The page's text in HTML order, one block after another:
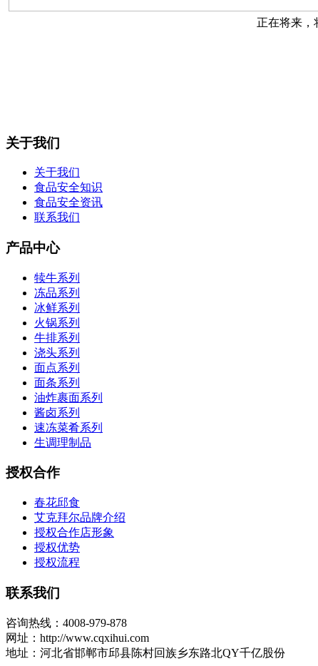
正在将来，
关于我们
关于我们
食品安全知识
食品安全资讯
联系我们
产品中心
犊牛系列
冻品系列
冰鲜系列
火锅系列
牛排系列
浇头系列
面点系列
面条系列
油炸裹面系列
酱卤系列
速冻菜肴系列
生调理制品
授权合作
春花邱食
艾克拜尔品牌介绍
授权合作店形象
授权优势
授权流程
联系我们
咨询热线：4008-979-878
网址：http://www.cqxihui.com
地址：河北省邯郸市邱县陈村回族乡东路北QY千亿股份